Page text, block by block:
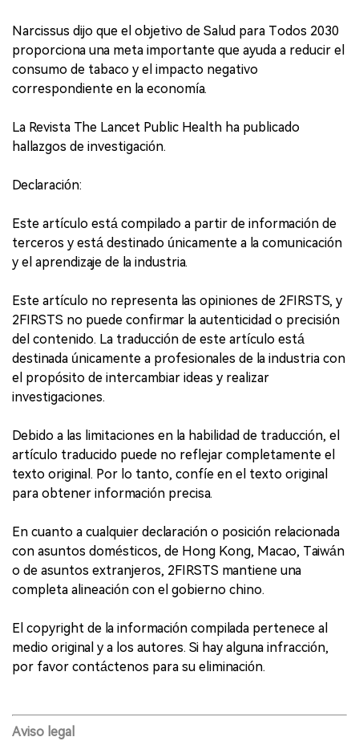
Narcissus dijo que el objetivo de Salud para Todos 2030
proporciona una meta importante que ayuda a reducir el
consumo de tabaco y el impacto negativo
correspondiente en la economía.
La Revista The Lancet Public Health ha publicado
hallazgos de investigación.
Declaración:
Este artículo está compilado a partir de información de
terceros y está destinado únicamente a la comunicación
y el aprendizaje de la industria.
Este artículo no representa las opiniones de 2FIRSTS, y
2FIRSTS no puede confirmar la autenticidad o precisión
del contenido. La traducción de este artículo está
destinada únicamente a profesionales de la industria con
el propósito de intercambiar ideas y realizar
investigaciones.
Debido a las limitaciones en la habilidad de traducción, el
artículo traducido puede no reflejar completamente el
texto original. Por lo tanto, confíe en el texto original
para obtener información precisa.
En cuanto a cualquier declaración o posición relacionada
con asuntos domésticos, de Hong Kong, Macao, Taiwán
o de asuntos extranjeros, 2FIRSTS mantiene una
completa alineación con el gobierno chino.
El copyright de la información compilada pertenece al
medio original y a los autores. Si hay alguna infracción,
por favor contáctenos para su eliminación.
Aviso legal